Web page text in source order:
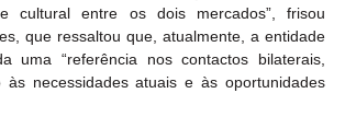
e cultural entre os dois mercados”, frisou
que ressaltou que, atualmente, a entidade
uma “referência nos contactos bilaterais,
às necessidades atuais e às oportunidades